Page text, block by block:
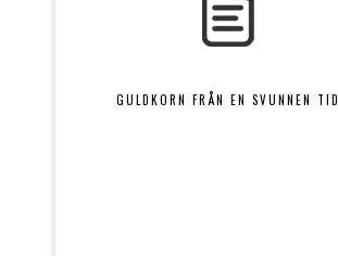
GULDKORN FRÅN EN SVUNNEN TID